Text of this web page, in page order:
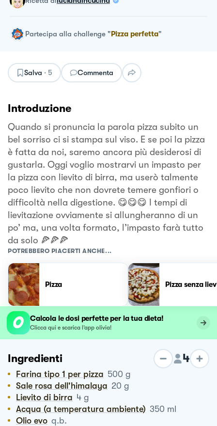
Partecipa alla challenge "Pizza perfetta"
Salva · 5 Commenta
Introduzione
Quando si pronuncia la parola pizza subito un
bel sorriso ci si stampa sul viso. E se poi la pizza
è fatta da noi, saremo ancora più desiderosi di
gustarla. Oggi voglio mostrarvi un impasto per
la pizza con lievito di birra, ma userò talmente
poco lievito che non dovrete temere gonfiori o
difficoltà nella digestione. 😋😋😋 I tempi di
lievitazione ovviamente si allungheranno di un
po’ ma, una volta formato, l’impasto farà tutto
da solo 🍕🍕🍕
POTREBBERO PIACERTI ANCHE...
Pizza Pizza senza
Calcola le dosi perfette per la tua dieta!
Clicca qui e scarica l’app olivia!
Ingredienti 4
Farina tipo 1 per pizza 500 g
Sale rosa dell'himalaya 20 g
Lievito di birra 4 g
Acqua (a temperatura ambiente) 350 ml
Olio evo q.b.